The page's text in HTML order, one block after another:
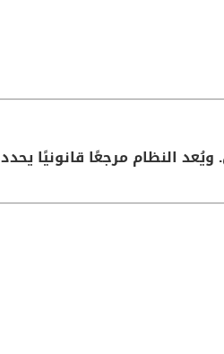
النظام مرجعًا قانونيًا يحدد